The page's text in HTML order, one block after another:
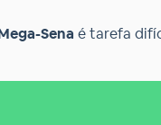
Sena é tarefa